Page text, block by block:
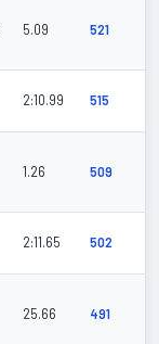
5.09 521
2:10.99 515
1.26 509
2:11.65 502
25.66 491